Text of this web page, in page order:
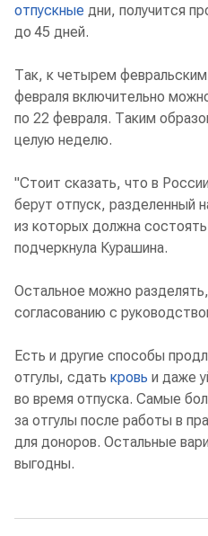
отпускные дни, получится
до 45 дней.
Так, к четырем
февраля включительно
по 22 февраля. Таким
целую неделю.
"Стоит сказать, что в
берут отпуск, разделенный
из которых должна
подчеркнула Курашина.
Остальное можно
согласованию с
Есть и другие способы
отгулы, сдать кровь и даже
во время отпуска. Самые
за отгулы после работы в
для доноров. Остальные
выгодны.